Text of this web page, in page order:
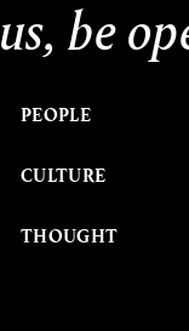
be
PEOPLE
CULTURE
THOUGHT